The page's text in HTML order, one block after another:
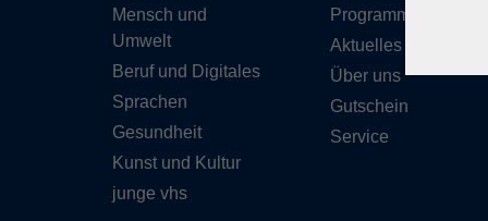
Mensch und
Umwelt
Beruf und Digitales
Sprachen
Gesundheit
Kunst und Kultur
junge vhs
Programmheft
Aktuelles
Über uns
Gutschein
Service